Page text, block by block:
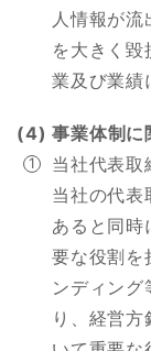
人情報が
を大きく
業及び業績
(4) 事業体制に
当社代表取
当社の代表
あると同時
要な役割を
ンディング
り、経営